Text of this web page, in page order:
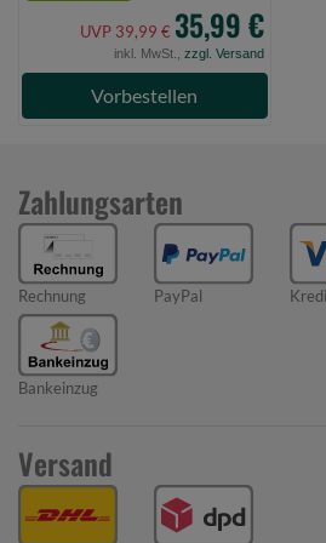
UVP 39,99 € 35,99 €
inkl. MwSt., zzgl. Versand
Vorbestellen
Zahlungsarten
Rechnung PayPal
Bankeinzug
Versand